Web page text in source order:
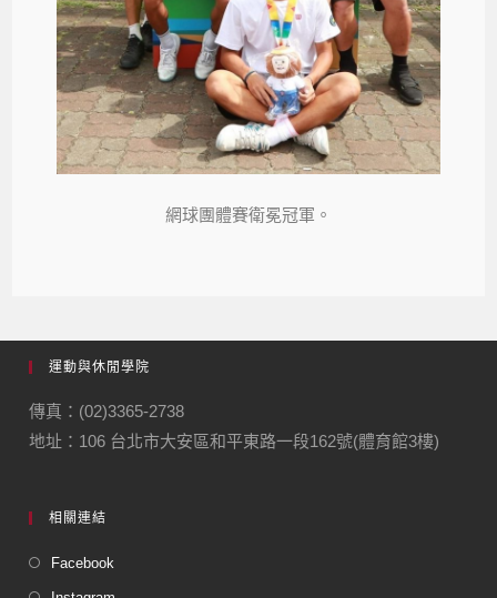
網球團體賽衛冕冠軍。
運動與休閒學院
傳真：(02)3365-2738
地址：106 台北市大安區和平東路一段162號(體育館3樓)
相關連結
Facebook